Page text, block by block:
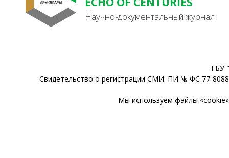
Научно-документальный журнал
ГБУ
Свидетельство о регистрации СМИ: ПИ № ФС 77-
Мы используем файлы «cookie»